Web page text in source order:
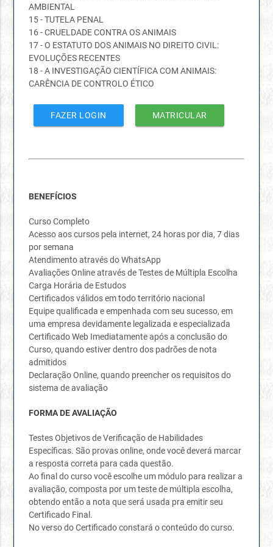
AMBIENTAL
15 - TUTELA PENAL
16 - CRUELDADE CONTRA OS ANIMAIS
17 - O ESTATUTO DOS ANIMAIS NO DIREITO CIVIL:
EVOLUÇÕES RECENTES
18 - A INVESTIGAÇÃO CIENTÍFICA COM ANIMAIS:
CARÊNCIA DE CONTROLO ÉTICO
FAZER LOGIN MATRICULAR
BENEFÍCIOS
Curso Completo
Acesso aos cursos pela internet, 24 horas por dia, 7 dias
por semana
Atendimento através do WhatsApp
Avaliações Online através de Testes de Múltipla Escolha
Carga Horária de Estudos
Certificados válidos em todo território nacional
Equipe qualificada e empenhada com seu sucesso, em
uma empresa devidamente legalizada e especializada
Certificado Web Imediatamente após a conclusão do
Curso, quando estiver dentro dos padrões de nota
admitidos
Declaração Online, quando preencher os requisitos do
sistema de avaliação
FORMA DE AVALIAÇÃO
Testes Objetivos de Verificação de Habilidades
Específicas. São provas online, onde você deverá marcar
a resposta correta para cada questão.
Ao final do curso você escolhe um módulo para realizar a
avaliação, composta por um teste de múltipla escolha,
obtendo então a nota que será usada pra emitir seu
Certificado Final.
No verso do Certificado constará o conteúdo do curso.